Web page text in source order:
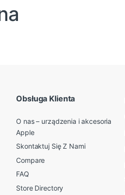
Obsługa Klienta
O nas – urządzenia i akcesoria
Apple
Skontaktuj Się Z Nami
Compare
FAQ
Store Directory